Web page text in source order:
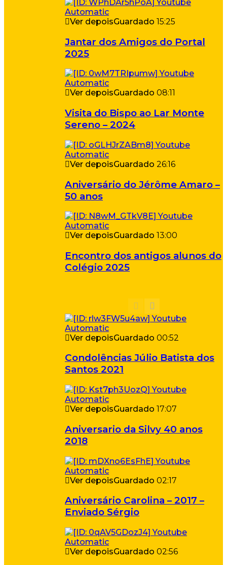
Ver depoisGuardado 15:25
Jantar dos Amigos do Portal
2025
Ver depoisGuardado 08:11
Visita do Bispo ao Lar Monte
Sereno – 2024
Ver depoisGuardado 26:16
Aniversário do Jérôme Amaro –
50 anos
Ver depoisGuardado 13:00
Encontro dos antigos alunos do
Colégio 2025
Ver depoisGuardado 00:52
Condolências Júlio Batista dos
Santos 2021
Ver depoisGuardado 17:07
Aniversario da Silvy 40 anos
2018
Ver depoisGuardado 02:17
Aniversário Carolina – 2017 –
Enviado Sérgio
Ver depoisGuardado 02:56